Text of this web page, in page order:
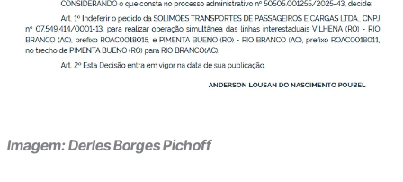
Imagem: Derles Borges Pichoff